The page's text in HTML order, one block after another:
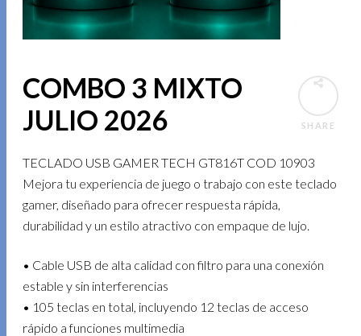
SHARE
COMBO 3 MIXTO
JULIO 2026
TECLADO USB GAMER TECH GT816T COD 10903
Mejora tu experiencia de juego o trabajo con este teclado
gamer, diseñado para ofrecer respuesta rápida,
durabilidad y un estilo atractivo con empaque de lujo.
• Cable USB de alta calidad con filtro para una conexión
estable y sin interferencias
• 105 teclas en total, incluyendo 12 teclas de acceso
rápido a funciones multimedia